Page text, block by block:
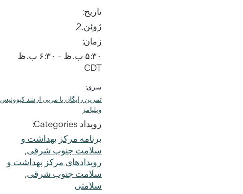
تاریخ:
ژوئن 2
زمان:
۵:۳۰ ب.ظ - ۶:۳۰ ب.ظ
CDT
سری:
تمرین رایگان با مربی ارشد کیوونیس
ویلیامز
رویداد Categories:
برنامه مرکز بهداشت و
سلامت جنوب شرقی
رویدادهای مرکز بهداشت و
سلامت جنوب شرقی
سلامتی